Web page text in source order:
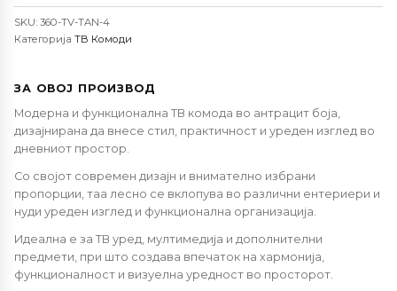
Тана
количина
SKU: 360-TV-TAN-4
Категорија ТВ Комоди
ЗА ОВОЈ ПРОИЗВОД
Модерна и функционална ТВ комода во антрацит боја,
дизајнирана да внесе стил, практичност и уреден изглед во
дневниот простор.
Со својот современ дизајн и внимателно избрани
пропорции, таа лесно се вклопува во различни ентериери и
нуди уреден изглед и функционална организација.
Идеална е за ТВ уред, мултимедија и дополнителни
предмети, при што создава впечаток на хармонија,
функционалност и визуелна уредност во просторот.